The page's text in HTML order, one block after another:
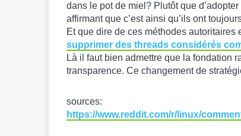
dans le pot de miel? Plutôt que
affirmant que c’est ainsi qu’ils ont
Et que dire de ces méthodes
supprimer des threads considérés
Là il faut bien admettre que la fondation
transparence. Ce changement de
sources:
https://www.reddit.com/r/linux/